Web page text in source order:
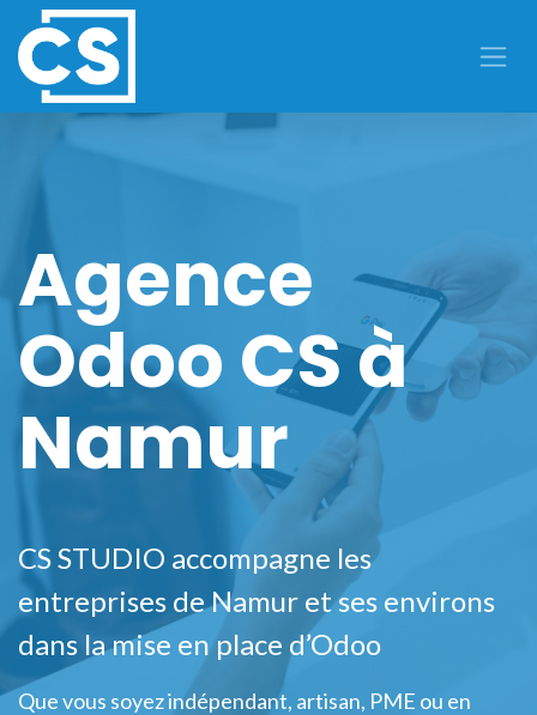
Se rendre au contenu
Agence
Odoo CS à
Namur
CS STUDIO accompagne les
entreprises de Namur et ses environs
dans la mise en place d’Odoo
Que vous soyez indépendant, artisan, PME ou en